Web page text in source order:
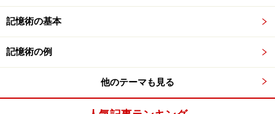
思い出せないようになっているのです。
では、どうすれば結びつきを保ち、さらに強化できるの
か？ いくら、「これは重要だから、結びついていてく
れ！」と脳に言い聞かせても、脳には伝わりません。ど
うやって、これを伝えればいいかというと、それは……
記憶術の基本
記憶術の例
他のテーマも見る